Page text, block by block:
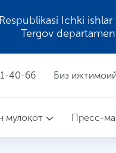
Ichki
Tergov
40-66 Биз
мулоқот Пресс-